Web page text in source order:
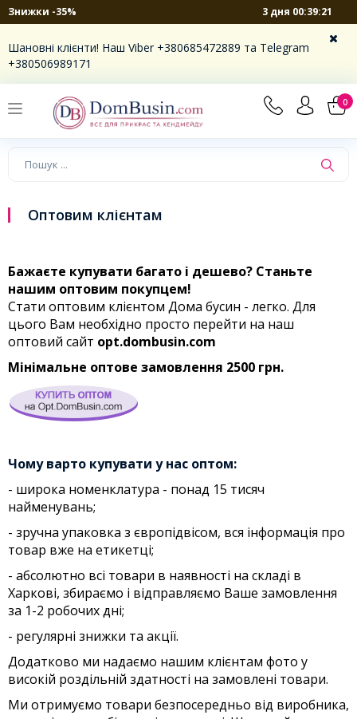
Знижки -35% 3 дня 00:39:21
Шановні клієнти! Наш Viber +380685472889 та Telegram
+380506989171
0
Оптовим клієнтам
Бажаєте купувати багато і дешево? Станьте
нашим оптовим покупцем!
Стати оптовим клієнтом Дома бусин - легко. Для
цього Вам необхідно просто перейти на наш
оптовий сайт opt.dombusin.com
Мінімальне оптове замовлення 2500 грн.
Чому варто купувати у нас оптом:
- широка номенклатура - понад 15 тисяч
найменувань;
- зручна упаковка з європідвісом, вся інформація про
товар вже на етикетці;
- абсолютно всі товари в наявності на складі в
Харкові, збираємо і відправляємо Ваше замовлення
за 1-2 робочих дні;
- регулярні знижки та акції.
Додатково ми надаємо нашим клієнтам фото у
високій роздільній здатності на замовлені товари.
Ми отримуємо товари безпосередньо від виробника,